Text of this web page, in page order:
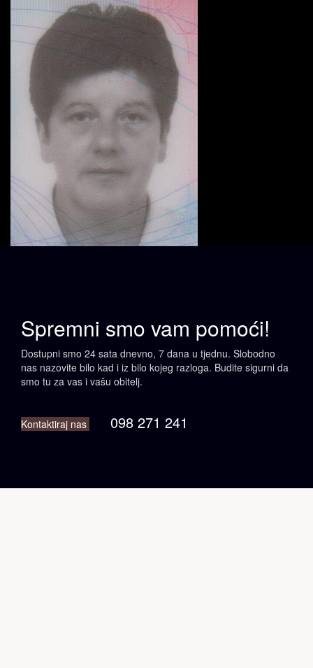
Spremni smo vam pomoći!
Dostupni smo 24 sata dnevno, 7 dana u tjednu. Slobodno
nas nazovite bilo kad i iz bilo kojeg razloga. Budite sigurni da
smo tu za vas i vašu obitelj.
Kontaktiraj nas 098 271 241